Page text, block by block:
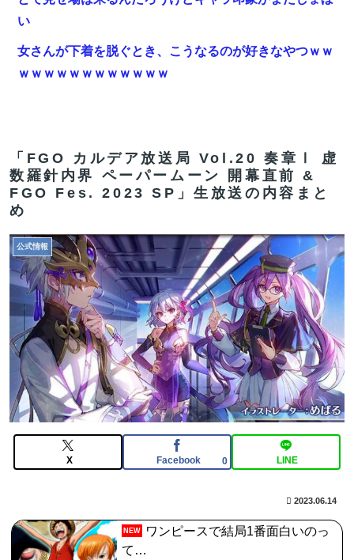
い
女さんが下着を脱ぐとき、こうなるのが好きなやつｗｗ
ｗｗｗｗｗｗｗｗｗｗｗｗ
れ日本で育ち日本語話す。誰に何を言われようが日本
人、日本人であるプライドがある」
【FGO】水着玉藻 Fate/GrandOrderのイラスト紹介
【急募】作中最強だと思ったのにアッサリ死んだキャラ
←誰そうぞうした？
【FGO】リリス Fate/GrandOrderのイラスト紹介3987
【FGO】アズライールはお迎えした方がいいのか教えて
クレメンス。アサシン単体最強だがそれだけってどうい
うこと？
【FGO】中国語版10周年を記念した「OVER THE
SAME SKY all over the world」。武内崇さん描き下ろ
し「アルトリア・ペンドラゴン」上海Verが公開
【画像】どのくノ一を快楽責めしたいｗｗｗｗｗ
「FGO カルデア放送局 Vol.20 奏章Ⅰ 虚
数羅針内界 ペーパームーン 開幕直前 &
FGO Fes. 2023 SP」生放送の内容まと
め
公式情報
X Facebook 0 LINE
2023.06.14
NEW
ワンピースで結局1番面白いのっ
て…